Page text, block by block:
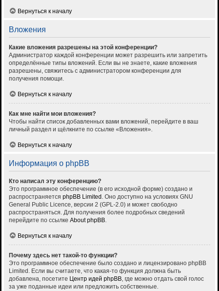
Вернуться к началу
Вложения
Какие вложения разрешены на этой конференции?
Администратор каждой конференции может разрешить или запретить
определённые типы вложений. Если вы не знаете, какие вложения
разрешены, свяжитесь с администратором конференции для
получения помощи.
Вернуться к началу
Как мне найти мои вложения?
Чтобы найти список добавленных вами вложений, перейдите в ваш
личный раздел и щёлкните по ссылке «Вложения».
Вернуться к началу
Информация о phpBB
Кто написал эту конференцию?
Это программное обеспечение (в его исходной форме) создано и
распространяется phpBB Limited . Оно доступно на условиях GNU
General Public Licence, версии 2 (GPL-2.0) и может свободно
распространяться. Для получения более подробных сведений
перейдите по ссылке About phpBB.
Вернуться к началу
Почему здесь нет такой-то функции?
Это программное обеспечение было создано и лицензировано phpBB
Limited. Если вы считаете, что какая-то функция должна быть
добавлена, посетите Центр идей phpBB, где можно отдать свой голос
за уже поданные идеи или предложить собственные.